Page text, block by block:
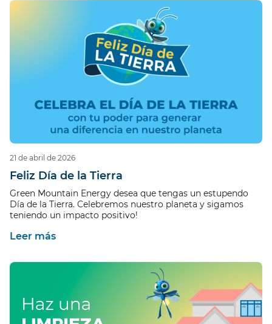
21 de abril de 2026
Feliz Día de la Tierra
Green Mountain Energy desea que tengas un estupendo
Día de la Tierra. Celebremos nuestro planeta y sigamos
teniendo un impacto positivo!
Leer más